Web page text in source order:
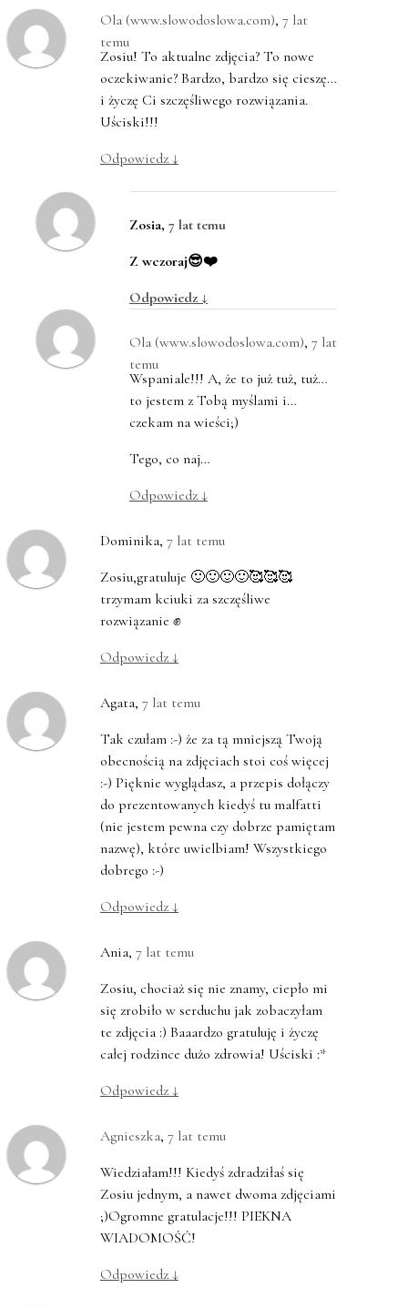
Ola (www.slowodoslowa.com), 7 lat
temu
Zosiu! To aktualne zdjęcia? To nowe
oczekiwanie? Bardzo, bardzo się cieszę…
i życzę Ci szczęśliwego rozwiązania.
Uściski!!!
Odpowiedz ↓
Zosia, 7 lat temu
Z wczoraj😎❤️
Odpowiedz ↓
Ola (www.slowodoslowa.com), 7 lat
temu
Wspaniale!!! A, że to już tuż, tuż…
to jestem z Tobą myślami i…
czekam na wieści;)
Tego, co naj…
Odpowiedz ↓
Dominika, 7 lat temu
Zosiu,gratuluje 🙂🙂🙂🙂🥰🥰🥰
trzymam kciuki za szczęśliwe
rozwiązanie ✊
Odpowiedz ↓
Agata, 7 lat temu
Tak czułam :-) że za tą mniejszą Twoją
obecnością na zdjęciach stoi coś więcej
:-) Pięknie wyglądasz, a przepis dołączy
do prezentowanych kiedyś tu malfatti
(nie jestem pewna czy dobrze pamiętam
nazwę), które uwielbiam! Wszystkiego
dobrego :-)
Odpowiedz ↓
Ania, 7 lat temu
Zosiu, chociaż się nie znamy, ciepło mi
się zrobiło w serduchu jak zobaczyłam
te zdjęcia :) Baaardzo gratuluję i życzę
całej rodzince dużo zdrowia! Uściski :*
Odpowiedz ↓
Agnieszka, 7 lat temu
Wiedziałam!!! Kiedyś zdradziłaś się
Zosiu jednym, a nawet dwoma zdjęciami
;)Ogromne gratulacje!!! PIEKNA
WIADOMOŚĆ!
Odpowiedz ↓